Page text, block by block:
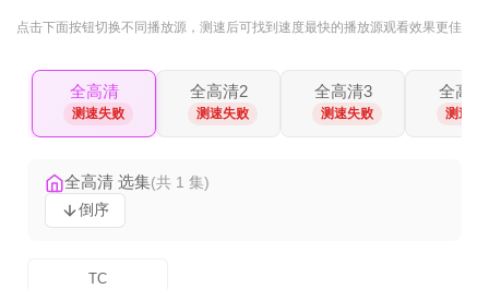
点击下面按钮切换不同播放源 ，测速后可找到速度最快的播放源观看效果更佳
全高清
测速失败
全高清2
测速失败
全高清3
测速失败
全高
测速失
全高清 选集(共 1 集)
倒序
TC